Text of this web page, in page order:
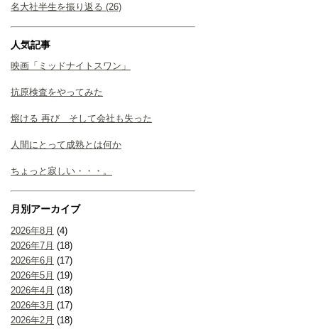
名大社半生を振り返る (26)
人気記事
映画「ミッドナイトスワン」
抗原検査をやってみた
熔ける 再び そして会社も失った
人間にとって成熟とは何か
ちょっと寂しい・・・。
月別アーカイブ
2026年8月 (4)
2026年7月 (18)
2026年6月 (17)
2026年5月 (19)
2026年4月 (18)
2026年3月 (17)
2026年2月 (18)